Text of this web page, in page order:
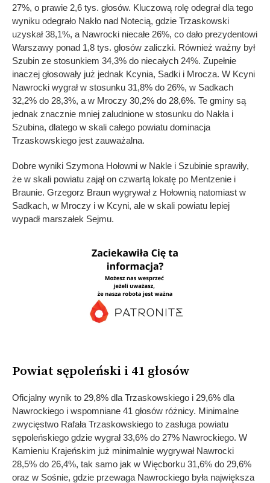
27%, o prawie 2,6 tys. głosów. Kluczową rolę odegrał dla tego
wyniku odegrało Nakło nad Notecią, gdzie Trzaskowski
uzyskał 38,1%, a Nawrocki niecałe 26%, co dało prezydentowi
Warszawy ponad 1,8 tys. głosów zaliczki. Również ważny był
Szubin ze stosunkiem 34,3% do niecałych 24%. Zupełnie
inaczej głosowały już jednak Kcynia, Sadki i Mrocza. W Kcyni
Nawrocki wygrał w stosunku 31,8% do 26%, w Sadkach
32,2% do 28,3%, a w Mroczy 30,2% do 28,6%. Te gminy są
jednak znacznie mniej zaludnione w stosunku do Nakła i
Szubina, dlatego w skali całego powiatu dominacja
Trzaskowskiego jest zauważalna.
Dobre wyniki Szymona Hołowni w Nakle i Szubinie sprawiły,
że w skali powiatu zajął on czwartą lokatę po Mentzenie i
Braunie. Grzegorz Braun wygrywał z Hołownią natomiast w
Sadkach, w Mroczy i w Kcyni, ale w skali powiatu lepiej
wypadł marszałek Sejmu.
Powiat sępoleński i 41 głosów
Oficjalny wynik to 29,8% dla Trzaskowskiego i 29,6% dla
Nawrockiego i wspomniane 41 głosów różnicy. Minimalne
zwycięstwo Rafała Trzaskowskiego to zasługa powiatu
sępoleńskiego gdzie wygrał 33,6% do 27% Nawrockiego. W
Kamieniu Krajeńskim już minimalnie wygrywał Nawrocki
28,5% do 26,4%, tak samo jak w Więcborku 31,6% do 29,6%
oraz w Sośnie, gdzie przewaga Nawrockiego była największa